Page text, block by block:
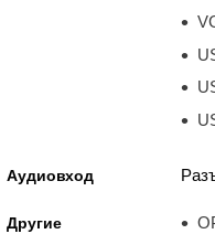
Аудиовход
Другие